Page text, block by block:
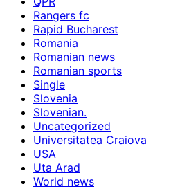
Rangers fc
Rapid Bucharest
Romania
Romanian news
Romanian sports
Single
Slovenia
Slovenian.
Uncategorized
Universitatea Craiova
USA
Uta Arad
World news